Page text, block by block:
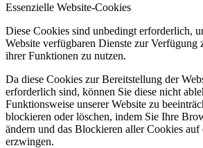
Essenzielle Website-Cookies
Diese Cookies sind unbedingt erforderlich,
Website verfügbaren Dienste zur Verfügung
ihrer Funktionen zu nutzen.
Da diese Cookies zur Bereitstellung der
erforderlich sind, können Sie diese nicht
Funktionsweise unserer Website zu
blockieren oder löschen, indem Sie Ihre
ändern und das Blockieren aller Cookies auf
erzwingen.